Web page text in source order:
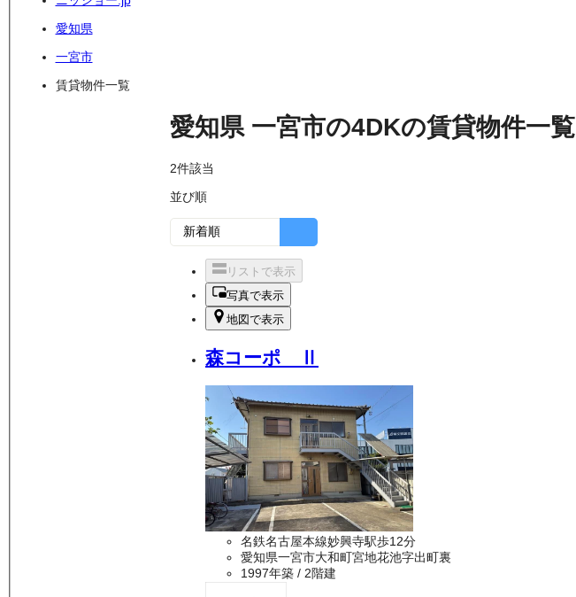
愛知県
一宮市
賃貸物件一覧
愛知県 一宮市の4DKの賃貸物件一覧
2件該当
並び順
リストで表示
写真で表示
地図で表示
森コーポ Ⅱ
名鉄名古屋本線妙興寺駅歩12分
愛知県一宮市大和町宮地花池字出町裏
1997年築 / 2階建